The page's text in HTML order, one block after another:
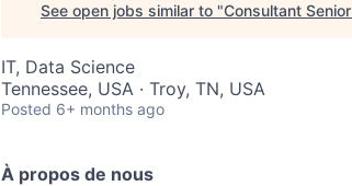
See open jobs similar to "Consultant
IT, Data Science
Tennessee, USA · Troy, TN, USA
Posted 6+ months ago
À propos de nous